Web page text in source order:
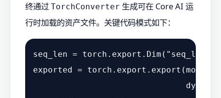
终通过 TorchConverter 生成可在 Core AI 运
行时加载的资产文件。关键代码模式如下：
seq_len = torch.export.Dim( "seq_len"
exported =